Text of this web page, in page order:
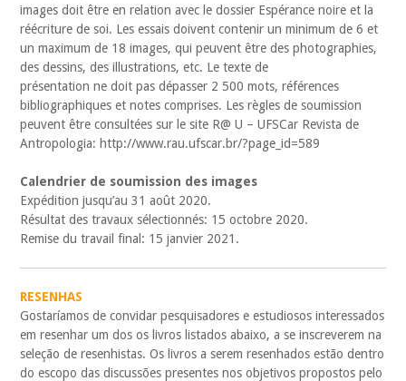
images doit être en relation avec le dossier Espérance noire et la
réécriture de soi. Les essais doivent contenir un minimum de 6 et
un maximum de 18 images, qui peuvent être des photographies,
des dessins, des illustrations, etc. Le texte de
présentation ne doit pas dépasser 2 500 mots, références
bibliographiques et notes comprises. Les règles de soumission
peuvent être consultées sur le site R@ U – UFSCar Revista de
Antropologia: http://www.rau.ufscar.br/?page_id=589
Calendrier de soumission des images
Expédition jusqu’au 31 août 2020.
Résultat des travaux sélectionnés: 15 octobre 2020.
Remise du travail final: 15 janvier 2021.
RESENHAS
Gostaríamos de convidar pesquisadores e estudiosos interessados
em resenhar um dos os livros listados abaixo, a se inscreverem na
seleção de resenhistas. Os livros a serem resenhados estão dentro
do escopo das discussões presentes nos objetivos propostos pelo